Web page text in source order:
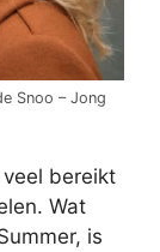
Snoo – Jong
bereikt
Wat
is